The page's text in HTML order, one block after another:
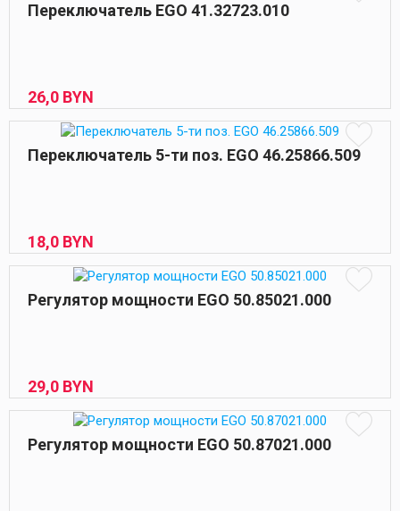
Переключатель EGO 41.32723.010
26,0 BYN
Переключатель 5-ти поз. EGO 46.25866.509
18,0 BYN
Регулятор мощности EGO 50.85021.000
29,0 BYN
Регулятор мощности EGO 50.87021.000